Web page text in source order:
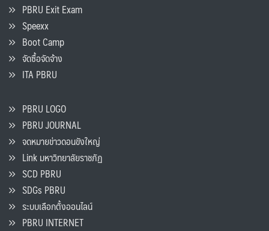
PBRU Exit Exam
Speexx
Boot Camp
จัดซื้อจัดจ้าง
ITA PBRU
PBRU LOGO
PBRU JOURNAL
จดหมายข่าวดอนขังใหญ่
Link มหาวิทยาลัยราชภัฏ
SCD PBRU
SDGs PBRU
ระบบเลือกตั้งออนไลน์
PBRU INTERNET